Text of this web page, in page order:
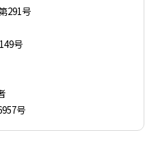
291号
号
号